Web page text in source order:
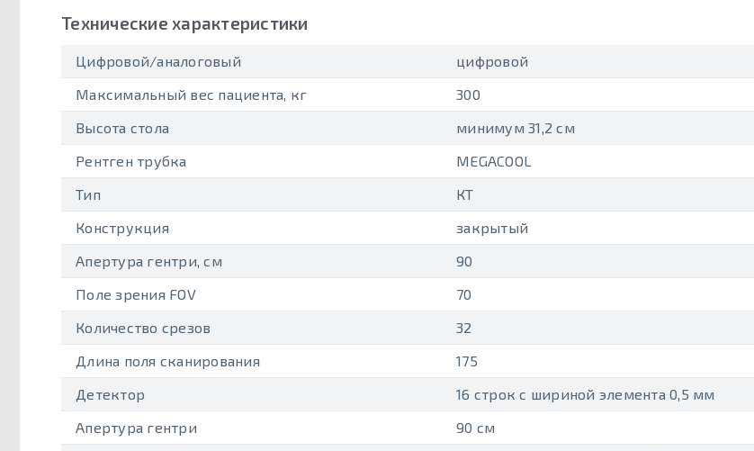
Технические характеристики
Цифровой/аналоговый
цифровой
Максимальный вес пациента, кг
300
Высота стола
минимум 31,2 см
Рентген трубка
MEGACOOL
Тип
КТ
Конструкция
закрытый
Апертура гентри, см
90
Поле зрения FOV
70
Количество срезов
32
Длина поля сканирования
175
Детектор
16 строк с шириной элемента 0,5 мм
Апертура гентри
90 см